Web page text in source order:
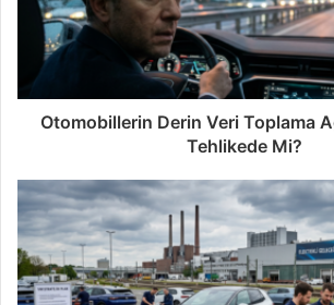
Otomobillerin Derin Veri Toplama
Tehlikede Mi?